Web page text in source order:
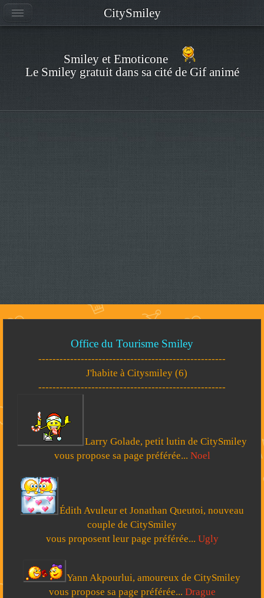
Smiley et Emoticone
Le Smiley gratuit dans sa cité de Gif animé
Office du Tourisme Smiley
-----------------------------------------------------
J'habite à Citysmiley (6)
-----------------------------------------------------
Larry Golade, petit lutin de CitySmiley
vous propose sa page préférée... Noel
Édith Avuleur et Jonathan Queutoi, nouveau
couple de CitySmiley
vous proposent leur page préférée... Ugly
Yann Akpourlui, amoureux de CitySmiley
vous propose sa page préférée... Drague
CitySmiley